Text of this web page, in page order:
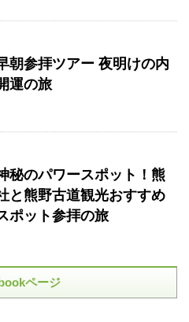
朝参拝ツアー 夜明けの内
運の旅
秘のパワースポット！熊
と熊野古道観光おすすめ
ポット参拝の旅
ページ